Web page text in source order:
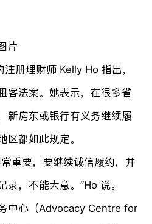
片
册理财师 Kelly Ho 指出，
客法案。她表示，在很多省
新房东或银行有义务继续履
区都如此规定。
重要，要继续诚信履约，并
，不能大意。”Ho 说。
中心（Advocacy Centre for